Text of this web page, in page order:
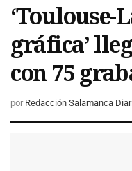
‘Toulouse-
gráfica’
con 75
por Redacción Salamanca